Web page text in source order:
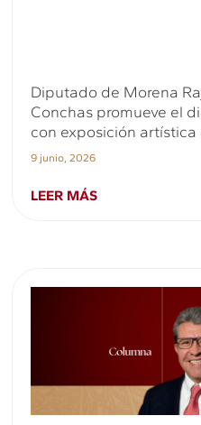
Diputado de Morena
Conchas promueve el
con exposición artística
9 junio, 2026
LEER MÁS